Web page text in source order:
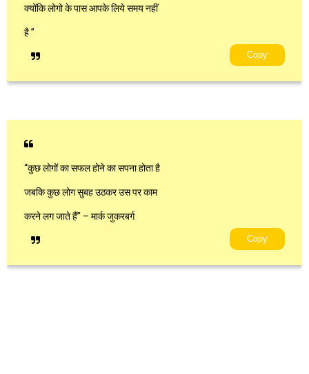
क्योंकि लोगो के पास आपके लिये समय नहीं
है ”
Copy
“कुछ लोगों का सफल होने का सपना होता है
जबकि कुछ लोग सुबह उठकर उस पर काम
करने लग जाते हैं” – मार्क जुकरबर्ग
Copy